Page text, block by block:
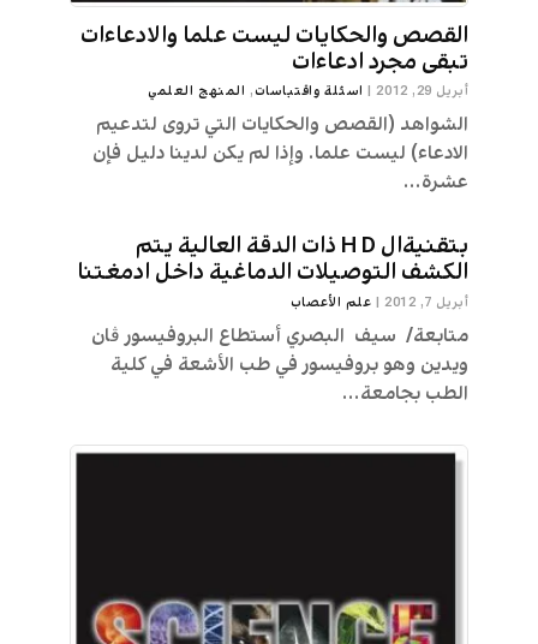
القصص والحكايات ليست علما والادعاءات
تبقى مجرد ادعاءات
أبريل 29, 2012 | اسئلة واقتباسات, المنهج العلمي
الشواهد (القصص والحكايات التي تروى لتدعيم
الادعاء) ليست علما. وإذا لم يكن لدينا دليل فإن
عشرة...
بتقنيةال H D ذات الدقة العالية يتم
الكشف التوصيلات الدماغية داخل ادمغتنا
أبريل 7, 2012 | علم الأعصاب
متابعة/ سيف البصري أستطاع البروفيسور ڤان
ويدين وهو بروفيسور في طب الأشعة في كلية
الطب بجامعة...